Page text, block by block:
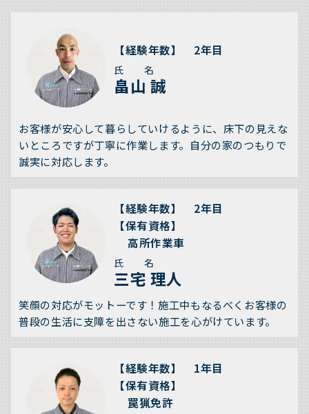
【経験年数】 2年目
氏 名
畠山 誠
お客様が安心して暮らしていけるように、床下の見えな
いところですが丁寧に作業します。自分の家のつもりで
誠実に対応します。
【経験年数】 2年目
【保有資格】
高所作業車
氏 名
三宅 理人
笑顔の対応がモットーです！施工中もなるべくお客様の
普段の生活に支障を出さない施工を心がけています。
【経験年数】 1年目
【保有資格】
罠猟免許